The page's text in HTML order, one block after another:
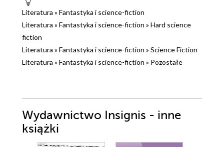
Literatura » Fantastyka i science-fiction
Literatura » Fantastyka i science-fiction » Hard science
fiction
Literatura » Fantastyka i science-fiction » Science Fiction
Literatura » Fantastyka i science-fiction » Pozostałe
Wydawnictwo Insignis - inne
książki